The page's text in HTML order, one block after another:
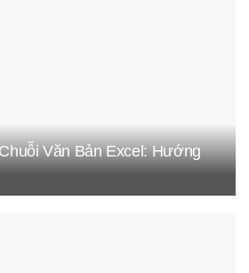
Văn Bản Excel: Hướng